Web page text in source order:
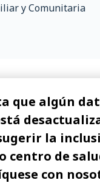
y Comunitaria
que algún
la
centro de
con